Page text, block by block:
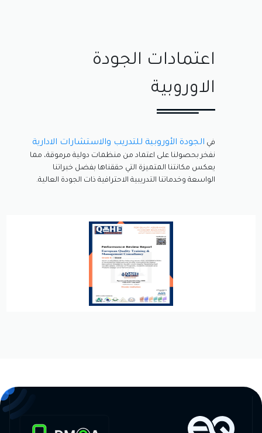
اعتمادات الجودة
الاوروبية
في الجودة الأوروبية للتدريب والاستشارات الادارية
نفخر بحصولنا على اعتماد من منظمات دولية مرموقة، مما
يعكس مكانتنا المتميزة التي حققناها بفضل خبراتنا
الواسعة وخدماتنا التدريبية الاحترافية ذات الجودة العالية.